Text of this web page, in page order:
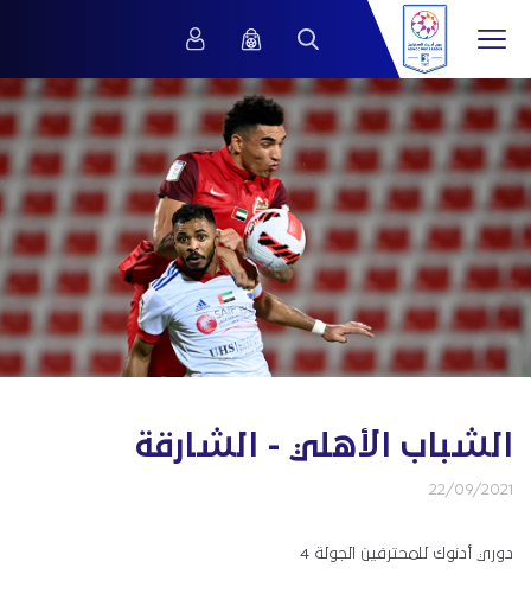
الشباب الأهلي - الشارقة
22/09/2021
دوري أدنوك للمحترفين الجولة 4